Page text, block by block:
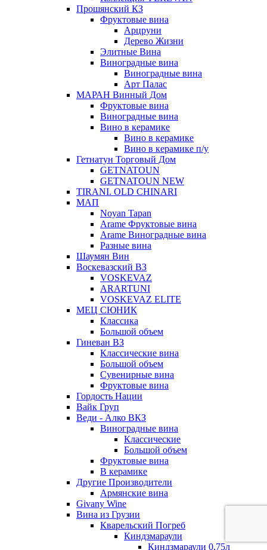
Прошянский КЗ
Фруктовые вина
Арцруни
Дерево Жизни
Элитные Вина
Виноградные вина
Виноградные вина
Арт Палас
МАРАН Винный Дом
Фруктовые вина
Виноградные вина
Вино в керамике
Вино в керамике
Вино в керамике п/у
Гетнатун Торговый Дом
GETNATOUN
GETNATOUN NEW
TIRANI. OLD CHINARI
МАП
Noyan Tapan
Arame Фруктовые вина
Arame Виноградные вина
Разные вина
Шаумян Вин
Воскевазский ВЗ
VOSKEVAZ
ARARTUNI
VOSKEVAZ ELITE
МЕЦ СЮНИК
Классика
Большой объем
Гиневан ВЗ
Классические вина
Большой объем
Сувенирные вина
Фруктовые вина
Гордость Нации
Вайк Груп
Веди - Алко ВКЗ
Виноградные вина
Классические
Большой объем
Фруктовые вина
В керамике
Другие Производители
Армянские вина
Givany Wine
Вина из Грузии
Кварельский Погреб
Киндзмараули
Киндзмараули 0,75л